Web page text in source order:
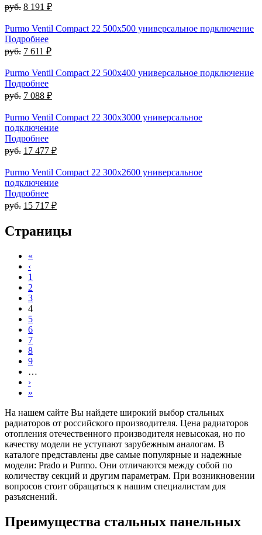
руб. 8 191 ₽
Purmo Ventil Compact 22 500х500 универсальное подключение
Подробнее
руб. 7 611 ₽
Purmo Ventil Compact 22 500х400 универсальное подключение
Подробнее
руб. 7 088 ₽
Purmo Ventil Compact 22 300х3000 универсальное
подключение
Подробнее
руб. 17 477 ₽
Purmo Ventil Compact 22 300х2600 универсальное
подключение
Подробнее
руб. 15 717 ₽
Страницы
«
‹
1
2
3
4
5
6
7
8
9
…
›
»
На нашем сайте Вы найдете широкий выбор стальных
радиаторов от российского производителя. Цена радиаторов
отопления отечественного производителя невысокая, но по
качеству модели не уступают зарубежным аналогам. В
каталоге представлены две самые популярные и надежные
модели: Prado и Purmo. Они отличаются между собой по
количеству секций и другим параметрам. При возникновении
вопросов стоит обращаться к нашим специалистам для
разъяснений.
Преимущества стальных панельных